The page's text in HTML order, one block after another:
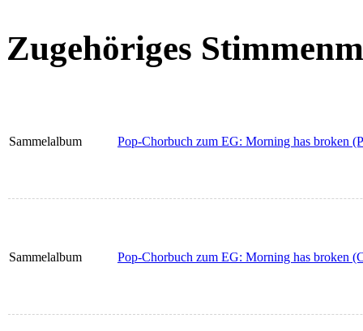
Zugehöriges
Sammelalbum Pop-Chorbuch zum EG: Morning has broken
Sammelalbum Pop-Chorbuch zum EG: Morning has broken